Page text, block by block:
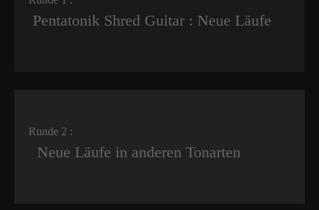
Pentatonik Shred Guitar : Neue Läufe
Runde 2 :
Neue Läufe in anderen Tonarten